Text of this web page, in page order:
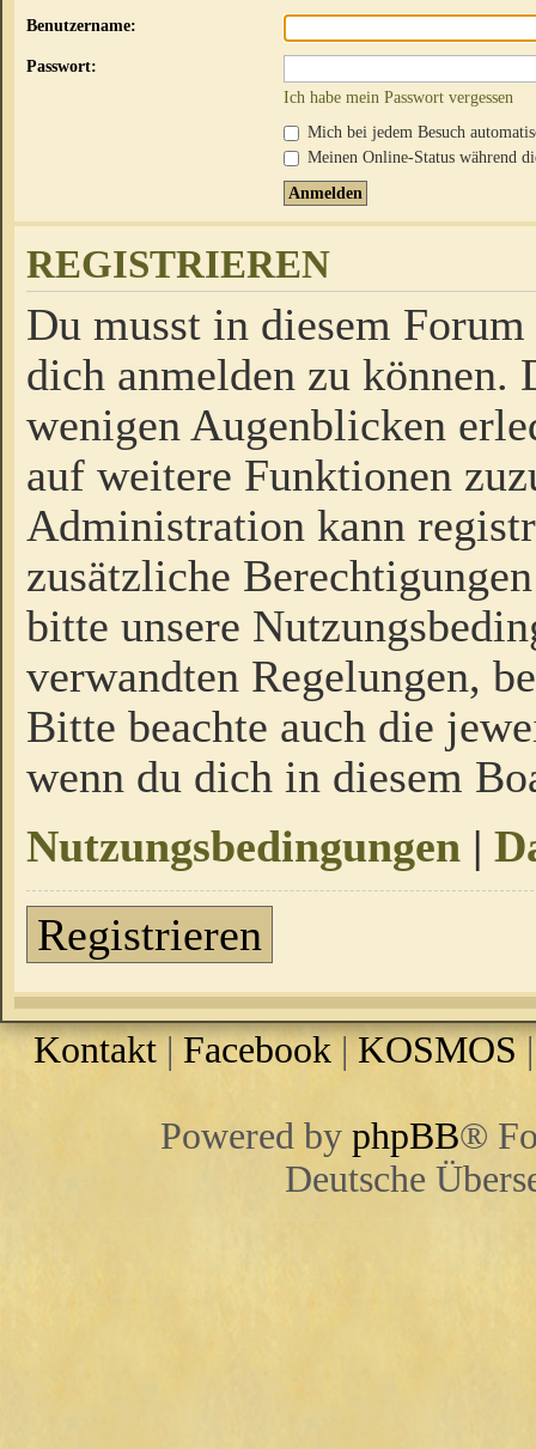
Benutzername:
Passwort:
Ich habe mein Passwort vergessen
Mich bei jedem Besuch
Meinen Online-Status während
REGISTRIEREN
Du musst in diesem
dich anmelden zu
wenigen Augenblicken
auf weitere Funktionen
Administration kann
zusätzliche
bitte unsere
verwandten Regelungen,
Bitte beachte auch die
wenn du dich in diesem
Nutzungsbedingungen |
Registrieren
Kontakt | Facebook |KOSMOS
Powered by phpBB®
Deutsche